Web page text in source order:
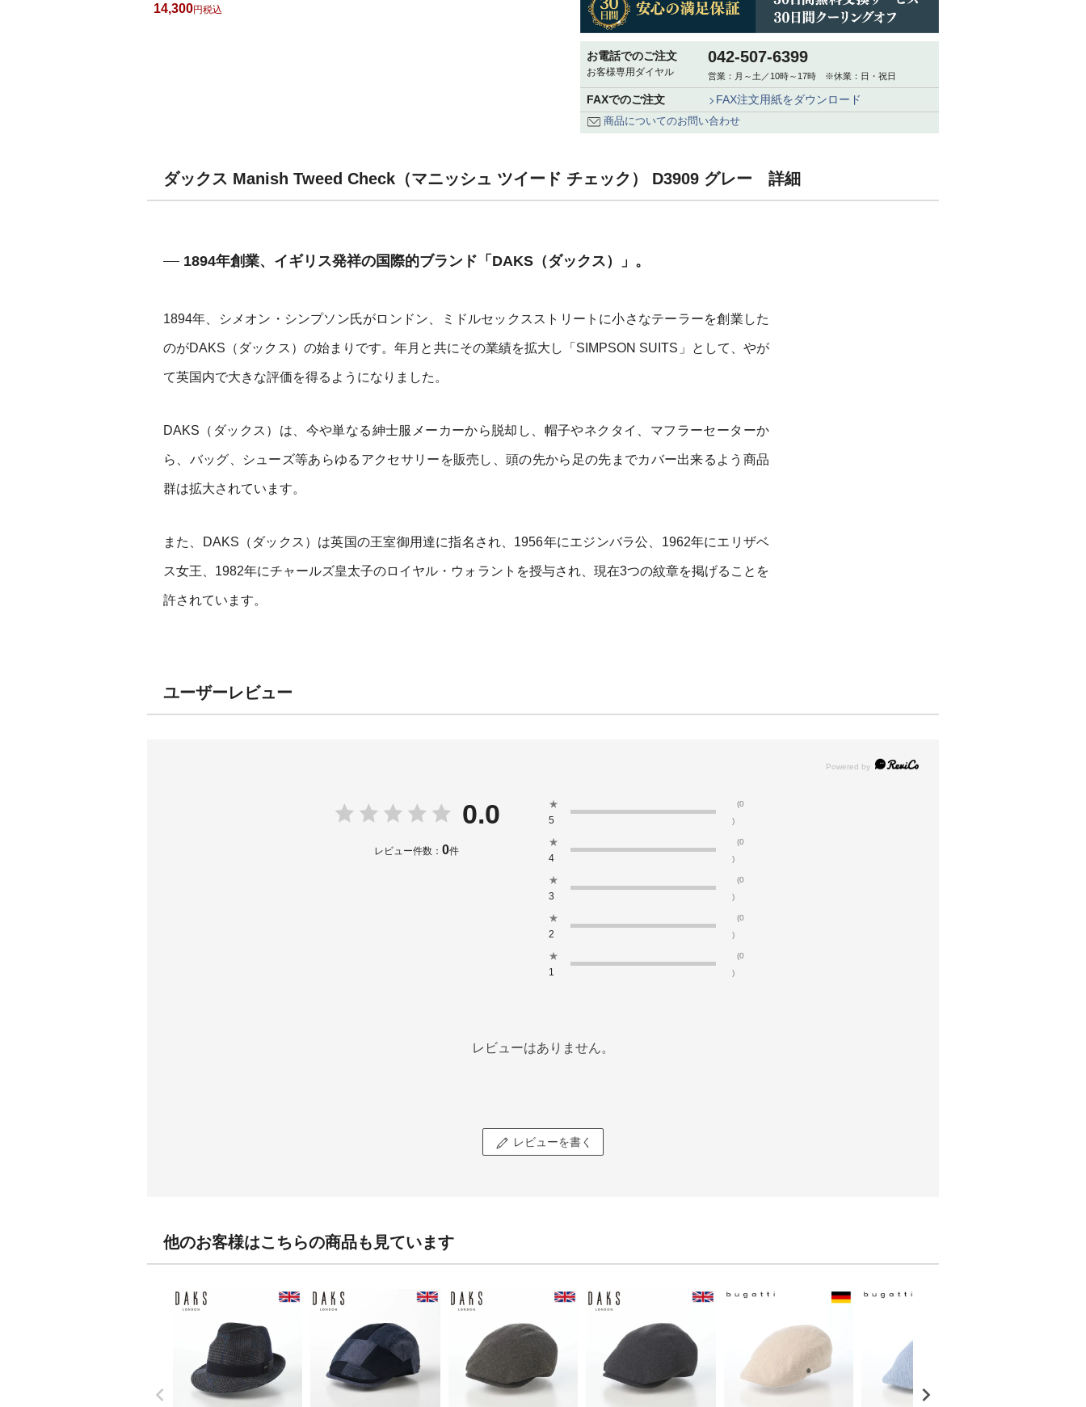
14,300 税込
お電話でのご注文
お客様専用ダイヤル
042-507-6399
営業：月～土／10時～17時 ※休業：日・祝日
FAXでのご注文 FAX注文用紙をダウンロード
商品についてのお問い合わせ
ダックス Manish Tweed Check（マニッシュ ツイード チェック） D3909 グレー 詳細
1894年創業、イギリス発祥の国際的ブランド「DAKS（ダックス）」。
1894年、シメオン・シンプソン氏がロンドン、ミドルセックスストリートに小さなテーラーを創業した
のがDAKS（ダックス）の始まりです。年月と共にその業績を拡大し「SIMPSON SUITS」として、やが
て英国内で大きな評価を得るようになりました。
DAKS（ダックス）は、今や単なる紳士服メーカーから脱却し、帽子やネクタイ、マフラーセーターか
ら、バッグ、シューズ等あらゆるアクセサリーを販売し、頭の先から足の先までカバー出来るよう商品
群は拡大されています。
また、DAKS（ダックス）は英国の王室御用達に指名され、1956年にエジンバラ公、1962年にエリザベ
ス女王、1982年にチャールズ皇太子のロイヤル・ウォラントを授与され、現在3つの紋章を掲げることを
許されています。
ユーザーレビュー
0.0
レビュー件数： 0件
★
5
(0
)
★
4
(0
)
★
3
(0
)
★
2
(0
)
★
1
(0
)
レビューはありません。
レビューを書く
他のお客様はこちらの商品も見ています